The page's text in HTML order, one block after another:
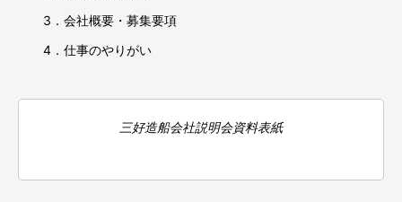
3．会社概要・募集要項
4．仕事のやりがい
三好造船会社説明会資料表紙